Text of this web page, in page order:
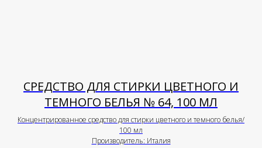
СРЕДСТВО ДЛЯ СТИРКИ ЦВЕТНОГО И
ТЕМНОГО БЕЛЬЯ № 64, 100 МЛ
Концентрированное средство для стирки цветного и темного белья/
100 мл
Производитель: Италия